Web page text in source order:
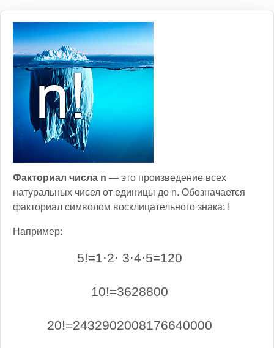
Факториал числа n — это произведение всех
натуральных чисел от единицы до n. Обозначается
факториал символом восклицательного знака: !
Например:
5!=1⋅2⋅ 3⋅4⋅5=120
10!=3628800
20!=2432902008176640000